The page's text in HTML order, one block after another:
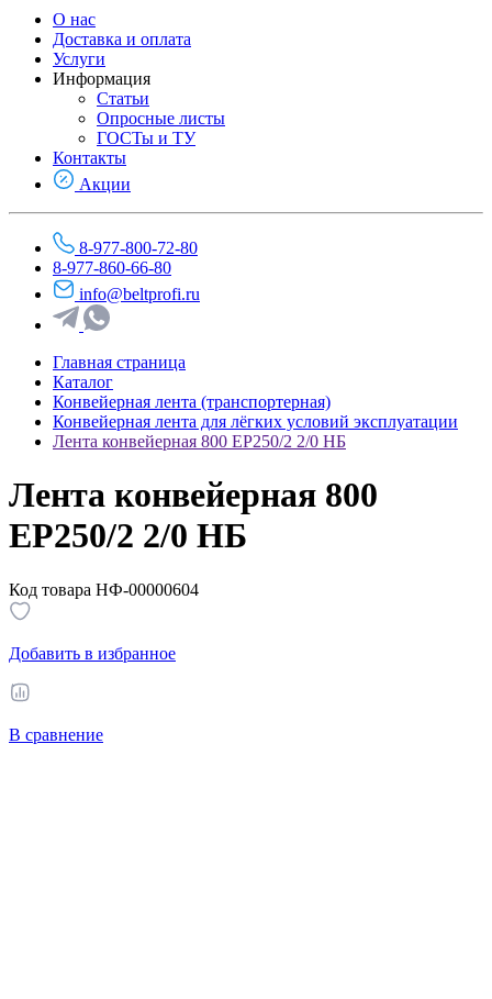
О нас
Доставка и оплата
Услуги
Информация
Статьи
Опросные листы
ГОСТы и ТУ
Контакты
Акции
8-977-800-72-80
8-977-860-66-80
info@beltprofi.ru
Главная страница
Каталог
Конвейерная лента (транспортерная)
Конвейерная лента для лёгких условий эксплуатации
Лента конвейерная 800 ЕР250/2 2/0 НБ
Лента конвейерная 800
ЕР250/2 2/0 НБ
Код товара НФ-00000604
Добавить в избранное
В сравнение